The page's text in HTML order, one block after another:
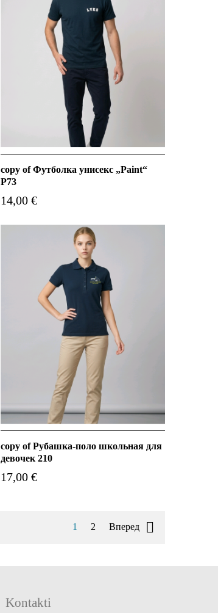
copy of Футболка унисекс „Paint“
P73
14,00 €
copy of Рубашка-поло школьная для
девочек 210
17,00 €
1 2 Вперед 
Kontakti